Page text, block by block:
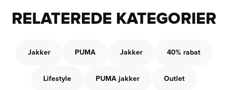
RELATEREDE KATEGORIER
Jakker PUMA Jakker 40% rabat
Lifestyle PUMA jakker Outlet